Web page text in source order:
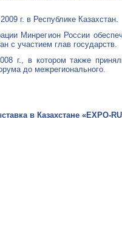
г. в Республике Казахстан.
Минрегион России
с участием глав государств.
г., в котором также
до межрегионального.
в Казахстане «EXPO-